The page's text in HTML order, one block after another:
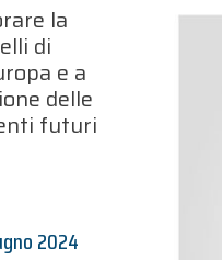
la
di
e a
delle
futuri
2024